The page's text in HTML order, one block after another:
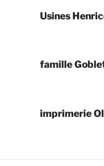
Usines
famille
imprimerie